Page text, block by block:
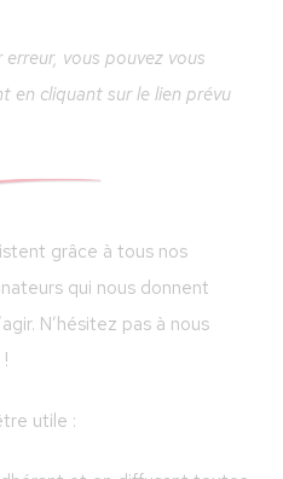
vous pouvez vous
en cliquant sur le lien prévu
grâce à tous nos
qui nous donnent
N’hésitez pas à nous
utile :